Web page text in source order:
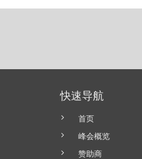
快速导航
首页
峰会概览
赞助商